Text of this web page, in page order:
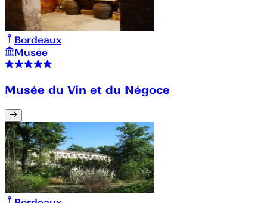
Bordeaux
Musée
Musée du Vin et du Négoce